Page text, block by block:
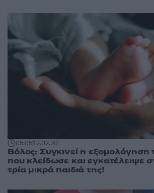
05:0512.02.20
Βόλος: Συγκινεί η εξομολόγηση
που κλείδωσε και εγκατέλειψε
τρία μικρά παιδιά της!